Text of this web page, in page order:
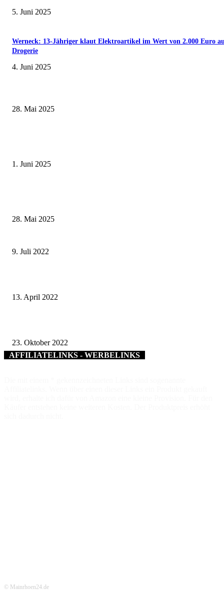
5. Juni 2025
Werneck: 13-Jähriger klaut Elektroartikel im Wert von 2.000 Euro
Drogerie
4. Juni 2025
28. Mai 2025
1. Juni 2025
28. Mai 2025
9. Juli 2022
13. April 2022
23. Oktober 2022
AFFILIATELINKS - WERBELINKS
© Mainrhoen24.de